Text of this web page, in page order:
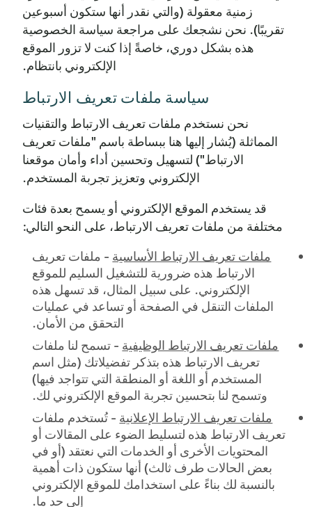
زمنية معقولة (والتي نقدر أنها ستكون أسبوعين
تقريبًا). نحن نشجعك على مراجعة سياسة الخصوصية
هذه بشكل دوري، خاصةً إذا كنت لا تزور الموقع
الإلكتروني بانتظام.
سياسة ملفات تعريف الارتباط
نحن نستخدم ملفات تعريف الارتباط والتقنيات
المماثلة (يُشار إليها هنا ببساطة باسم "ملفات تعريف
الارتباط") لتسهيل وتحسين أداء وأمان موقعنا
الإلكتروني وتعزيز تجربة المستخدم.
قد يستخدم الموقع الإلكتروني أو يسمح بعدة فئات
مختلفة من ملفات تعريف الارتباط، على النحو التالي:
ملفات تعريف الارتباط الأساسية - ملفات تعريف
الارتباط هذه ضرورية للتشغيل السليم للموقع
الإلكتروني. على سبيل المثال، قد تسهل هذه
الملفات التنقل في الصفحة أو تساعد في عمليات
التحقق من الأمان.
ملفات تعريف الارتباط الوظيفية - تسمح لنا ملفات
تعريف الارتباط هذه بتذكر تفضيلاتك (مثل اسم
المستخدم أو اللغة أو المنطقة التي تتواجد فيها)
وتسمح لنا بتحسين تجربة الموقع الإلكتروني لك.
ملفات تعريف الارتباط الإعلانية - تُستخدم ملفات
تعريف الارتباط هذه لتسليط الضوء على المقالات أو
المحتويات الأخرى أو الخدمات التي نعتقد (أو في
بعض الحالات طرف ثالث) أنها ستكون ذات أهمية
بالنسبة لك بناءً على استخدامك للموقع الإلكتروني
إلى حد ما.